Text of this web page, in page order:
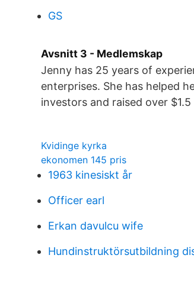
GS
Avsnitt 3 - Medlemskap
Jenny has 25 years of
enterprises. She has helped
investors and raised over
Kvidinge kyrka
ekonomen 145 pris
1963 kinesiskt år
Officer earl
Erkan davulcu wife
Hundinstruktörsutbildning